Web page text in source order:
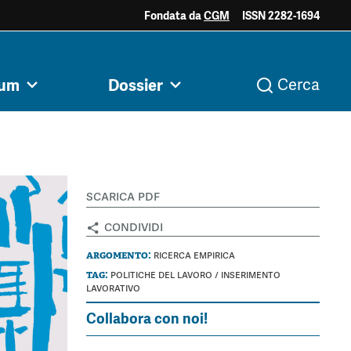
Fondata daCGM ISSN 2282-1694
Dossier Cerca
Archivio Argomenti
e
Acini di fuoco - Dossier
Mezzogiorno
Valutazione e
dintorni
scarica pdf
condividi
argomento: ricerca empirica
tag: politiche del lavoro / inserimento
lavorativo
Collabora con noi!